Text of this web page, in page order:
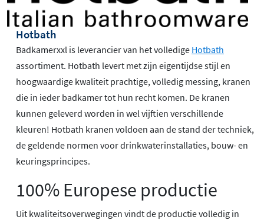
Hotbath
Badkamerxxl is leverancier van het volledige Hotbath
assortiment. Hotbath levert met zijn eigentijdse stijl en
hoogwaardige kwaliteit prachtige, volledig messing, kranen
die in ieder badkamer tot hun recht komen. De kranen
kunnen geleverd worden in wel vijftien verschillende
kleuren! Hotbath kranen voldoen aan de stand der techniek,
de geldende normen voor drinkwaterinstallaties, bouw- en
keuringsprincipes.
100% Europese productie
Uit kwaliteitsoverwegingen vindt de productie volledig in